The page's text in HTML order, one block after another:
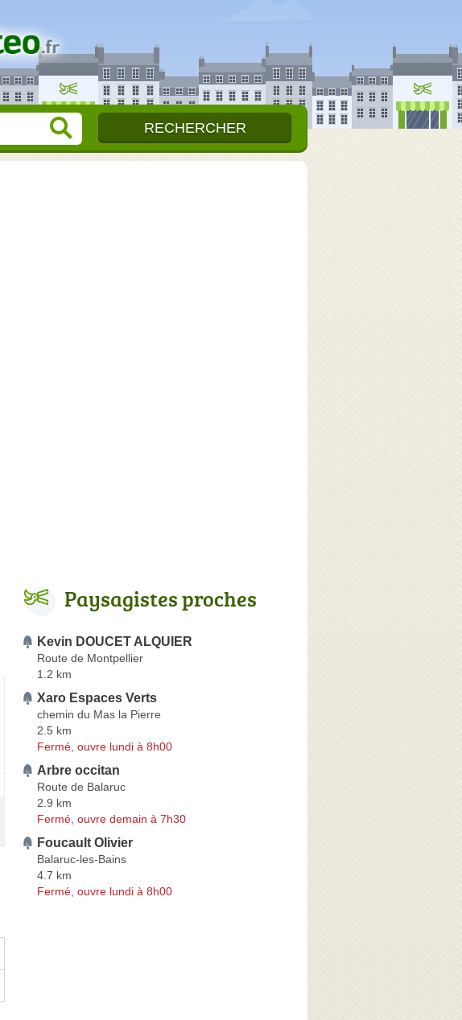
Paysagistes proches
Kevin DOUCET ALQUIER
Route de Montpellier
1.2 km
Xaro Espaces Verts
chemin du Mas la Pierre
2.5 km
Fermé, ouvre lundi à 8h00
Arbre occitan
Route de Balaruc
2.9 km
Fermé, ouvre demain à 7h30
Foucault Olivier
Balaruc-les-Bains
4.7 km
Fermé, ouvre lundi à 8h00